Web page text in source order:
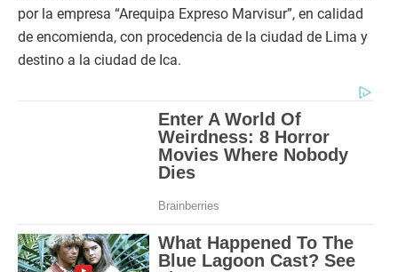
por la empresa “Arequipa Expreso Marvisur”, en calidad
de encomienda, con procedencia de la ciudad de Lima y
destino a la ciudad de Ica.